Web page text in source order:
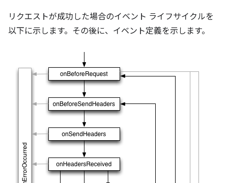
リクエストが成功した場合のイベント ライフサイクルを
以下に示します。その後に、イベント定義を示します。